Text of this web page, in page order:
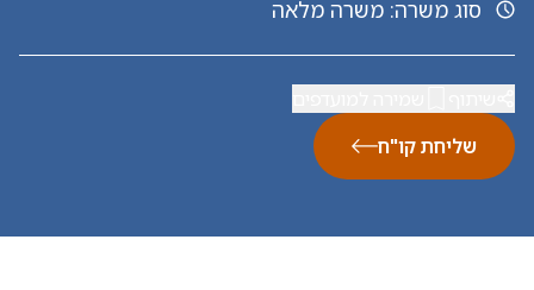
סוג משרה: משרה מלאה
שליחת קו"ח